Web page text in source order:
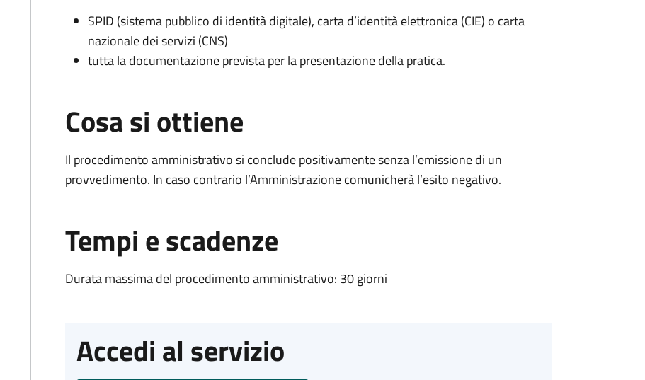
SPID (sistema pubblico di identità digitale), carta d’identità elettronica (CIE) o carta
nazionale dei servizi (CNS)
tutta la documentazione prevista per la presentazione della pratica.
Cosa si ottiene
Il procedimento amministrativo si conclude positivamente senza l’emissione di un
provvedimento. In caso contrario l’Amministrazione comunicherà l’esito negativo.
Tempi e scadenze
Durata massima del procedimento amministrativo: 30 giorni
Accedi al servizio